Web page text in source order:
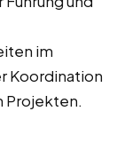
im
Koordination
Projekten.